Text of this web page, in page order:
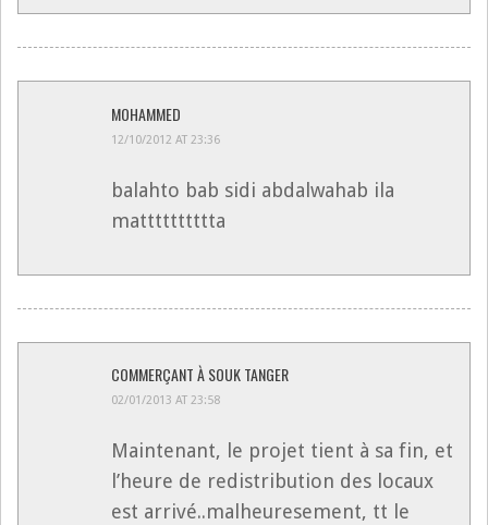
MOHAMMED
12/10/2012 AT 23:36
balahto bab sidi abdalwahab ila
matttttttttta
COMMERÇANT À SOUK TANGER
02/01/2013 AT 23:58
Maintenant, le projet tient à sa fin, et
l’heure de redistribution des locaux
est arrivé..malheuresement, tt le